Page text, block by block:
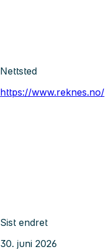
Nettsted
https://www.reknes.no/
Sist endret
30. juni 2026